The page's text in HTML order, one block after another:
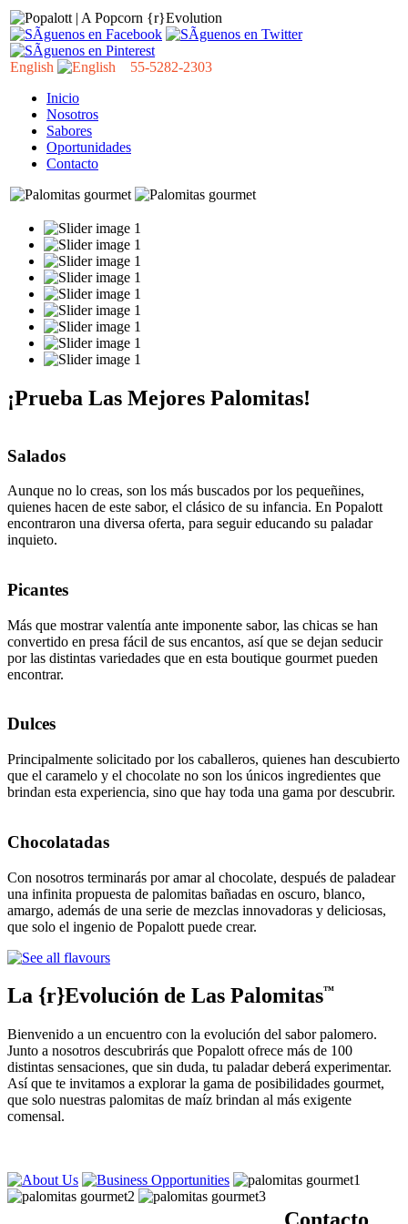
English
55-5282-2303
Inicio
Nosotros
Sabores
Oportunidades
Contacto
¡Prueba Las Mejores Palomitas!
Salados
Aunque no lo creas, son los más buscados por los pequeñines,
quienes hacen de este sabor, el clásico de su infancia. En Popalott
encontraron una diversa oferta, para seguir educando su paladar
inquieto.
Picantes
Más que mostrar valentía ante imponente sabor, las chicas se han
convertido en presa fácil de sus encantos, así que se dejan seducir
por las distintas variedades que en esta boutique gourmet pueden
encontrar.
Dulces
Principalmente solicitado por los caballeros, quienes han descubierto
que el caramelo y el chocolate no son los únicos ingredientes que
brindan esta experiencia, sino que hay toda una gama por descubrir.
Chocolatadas
Con nosotros terminarás por amar al chocolate, después de paladear
una infinita propuesta de palomitas bañadas en oscuro, blanco,
amargo, además de una serie de mezclas innovadoras y deliciosas,
que solo el ingenio de Popalott puede crear.
La {r}Evolución de Las Palomitas™
Bienvenido a un encuentro con la evolución del sabor palomero.
Junto a nosotros descubrirás que Popalott ofrece más de 100
distintas sensaciones, que sin duda, tu paladar deberá experimentar.
Así que te invitamos a explorar la gama de posibilidades gourmet,
que solo nuestras palomitas de maíz brindan al más exigente
comensal.